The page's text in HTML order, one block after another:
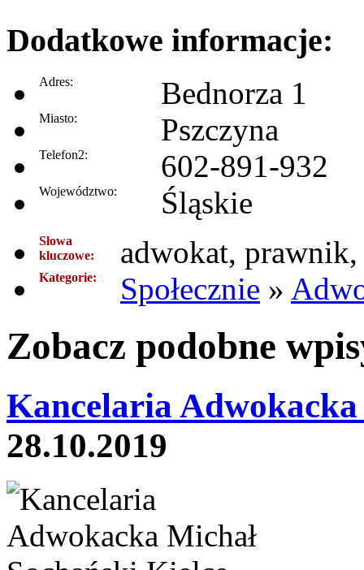
Dodatkowe informacje:
Adres: Bednorza 1
Miasto: Pszczyna
Telefon2: 602-891-932
Województwo: Śląskie
Słowa
kluczowe:
adwokat,
Kategorie: Społecznie »
Zobacz podobne
Kancelaria Adwokacka
28.10.2019